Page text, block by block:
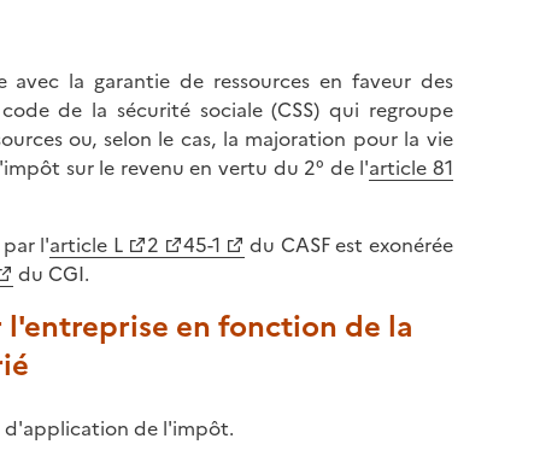
la garantie de ressources en faveur des
de la sécurité sociale (CSS) qui regroupe
ou, selon le cas, la majoration pour la vie
sur le revenu en vertu du 2° de l'article 81
l'article L 2 45-1
du CASF est exonérée
du CGI.
en fonction de la
d'application de l'impôt.